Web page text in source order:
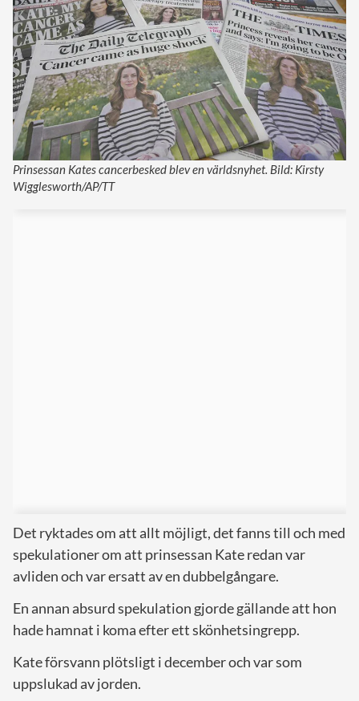
Prinsessan Kates cancerbesked blev en världsnyhet. Bild: Kirsty
Wigglesworth/AP/TT
Det ryktades om att allt möjligt, det fanns till och med
spekulationer om att prinsessan Kate redan var
avliden och var ersatt av en dubbelgångare.
En annan absurd spekulation gjorde gällande att hon
hade hamnat i koma efter ett skönhetsingrepp.
Kate försvann plötsligt i december och var som
uppslukad av jorden.